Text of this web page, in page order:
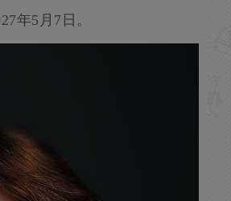
年5月7日。